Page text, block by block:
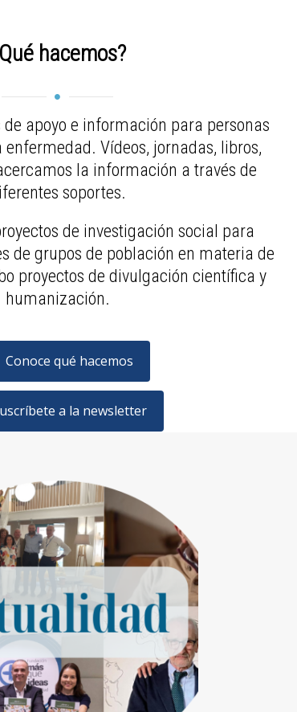
hacemos?
apoyo e información para personas
Vídeos, jornadas, libros,
la información a través de
soportes.
de investigación social para
de grupos de población en materia de
proyectos de divulgación científica y
humanización.
Conoce qué hacemos
a la newsletter